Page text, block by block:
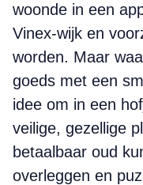
woonde in een
Vinex-wijk en
worden. Maar
goeds met een
idee om in een
veilige, gezellige
betaalbaar oud
overleggen en